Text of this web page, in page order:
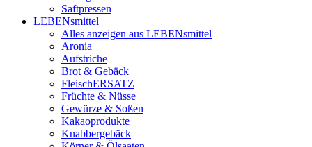
Saftpressen
LEBENsmittel
Alles anzeigen aus LEBENsmittel
Aronia
Aufstriche
Brot & Gebäck
FleischERSATZ
Früchte & Nüsse
Gewürze & Soßen
Kakaoprodukte
Knabbergebäck